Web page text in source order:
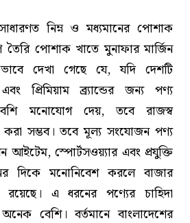
নিম্ন ও মধ্যমানের পোশাক
পোশাক খাতে মুনাফার মার্জিন
দেখা গেছে যে, যদি দেশটি
প্রিমিয়াম ব্র্যান্ডের জন্য পণ্য
মনোযোগ দেয়, তবে রাজস্ব
করা সম্ভব। তবে মূল্য সংযোজন পণ্য
আইটেম, স্পোর্টসওয়্যার এবং প্রযুক্তি
দিকে মনোনিবেশ করলে বাজার
রয়েছে। এ ধরনের পণ্যের চাহিদা
বেশি। বর্তমানে বাংলাদেশের